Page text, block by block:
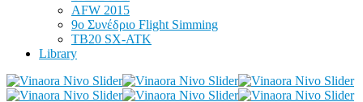
AFW 2015
9ο Συνέδριο Flight Simming
TB20 SX-ATK
Library